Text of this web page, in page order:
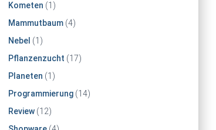
Kometen (1)
Mammutbaum(4)
Nebel (1)
Pflanzenzucht (17)
Planeten (1)
Programmierung(14)
Review(12)